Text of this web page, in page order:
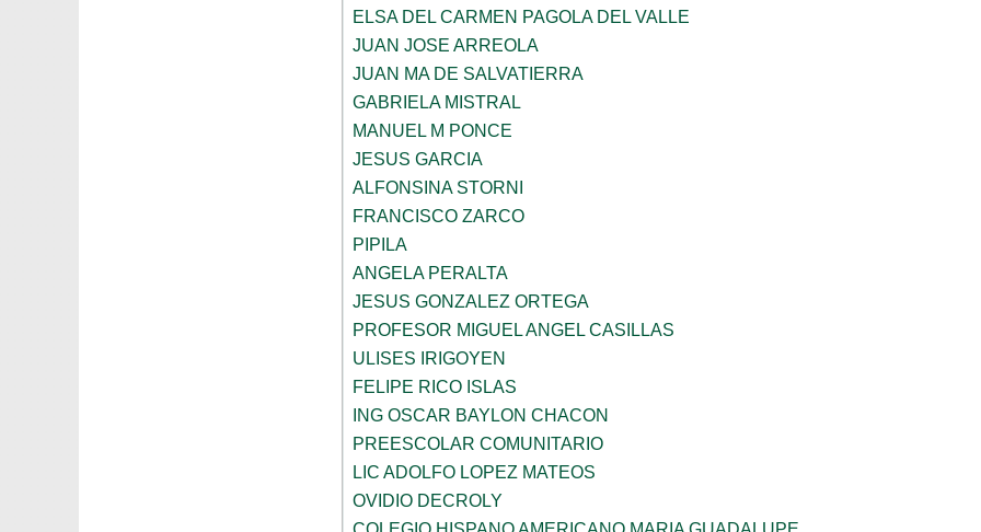
ELSA DEL CARMEN PAGOLA DEL VALLE
JUAN JOSE ARREOLA
JUAN MA DE SALVATIERRA
GABRIELA MISTRAL
MANUEL M PONCE
JESUS GARCIA
ALFONSINA STORNI
FRANCISCO ZARCO
PIPILA
ANGELA PERALTA
JESUS GONZALEZ ORTEGA
PROFESOR MIGUEL ANGEL CASILLAS
ULISES IRIGOYEN
FELIPE RICO ISLAS
ING OSCAR BAYLON CHACON
PREESCOLAR COMUNITARIO
LIC ADOLFO LOPEZ MATEOS
OVIDIO DECROLY